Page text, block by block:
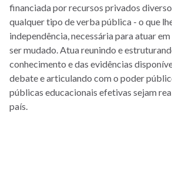
financiada por recursos privados
qualquer tipo de verba pública - o que
independência, necessária para atuar
ser mudado. Atua reunindo e
conhecimento e das evidências
debate e articulando com o poder
públicas educacionais efetivas sejam
país.